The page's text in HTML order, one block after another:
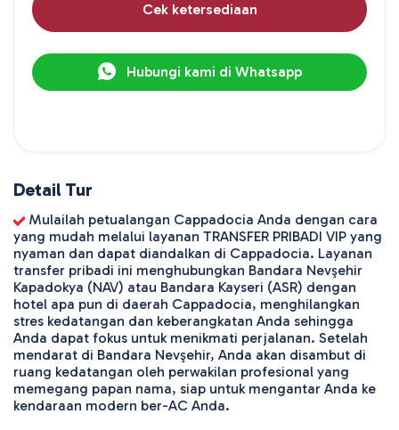
Cek ketersediaan
Hubungi kami di Whatsapp
Detail Tur
Mulailah petualangan Cappadocia Anda dengan cara
yang mudah melalui layanan TRANSFER PRIBADI VIP yang
nyaman dan dapat diandalkan di Cappadocia. Layanan
transfer pribadi ini menghubungkan Bandara Nevşehir
Kapadokya (NAV) atau Bandara Kayseri (ASR) dengan
hotel apa pun di daerah Cappadocia, menghilangkan
stres kedatangan dan keberangkatan Anda sehingga
Anda dapat fokus untuk menikmati perjalanan. Setelah
mendarat di Bandara Nevşehir, Anda akan disambut di
ruang kedatangan oleh perwakilan profesional yang
memegang papan nama, siap untuk mengantar Anda ke
kendaraan modern ber-AC Anda.